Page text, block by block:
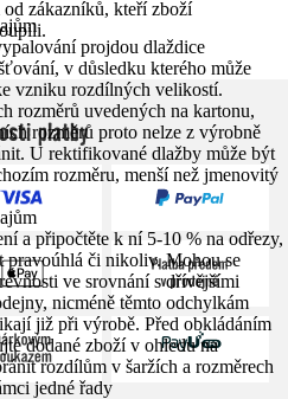
projdou dlaždice
v důsledku kterého může
vzniku rozdílných velikostí.
rozměrů uvedených na kartonu,
rozměrů proto nelze z výrobně
U rektifikované dlažby může být
rozměru, menší než jmenovitý
a připočtěte k ní 5-10 % na odřezy,
pravoúhlá či nikoliv. Mohou se
ve srovnání s dřívějšími
nicméně těmto odchylkám
již při výrobě. Před obkládáním
dodané zboží v ohledu na
rozdílům v šaržích a rozměrech
jedné řady
zákazníků, kteří zboží
platby